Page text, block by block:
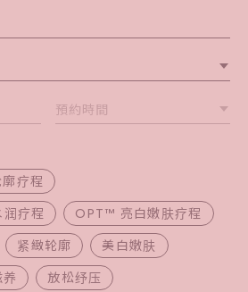
預約時間
疗程
疗程
OPT™ 亮白嫩肤疗程
紧緻轮廓
美白嫩肤
放松纾压